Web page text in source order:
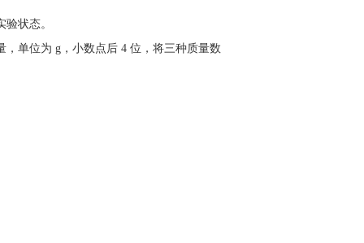
状态。
单位为 g，小数点后 4 位，将三种质量数